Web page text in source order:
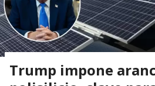
Trump impone